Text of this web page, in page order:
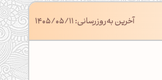
آخرین به‌روزرسانی: 1405/05/11